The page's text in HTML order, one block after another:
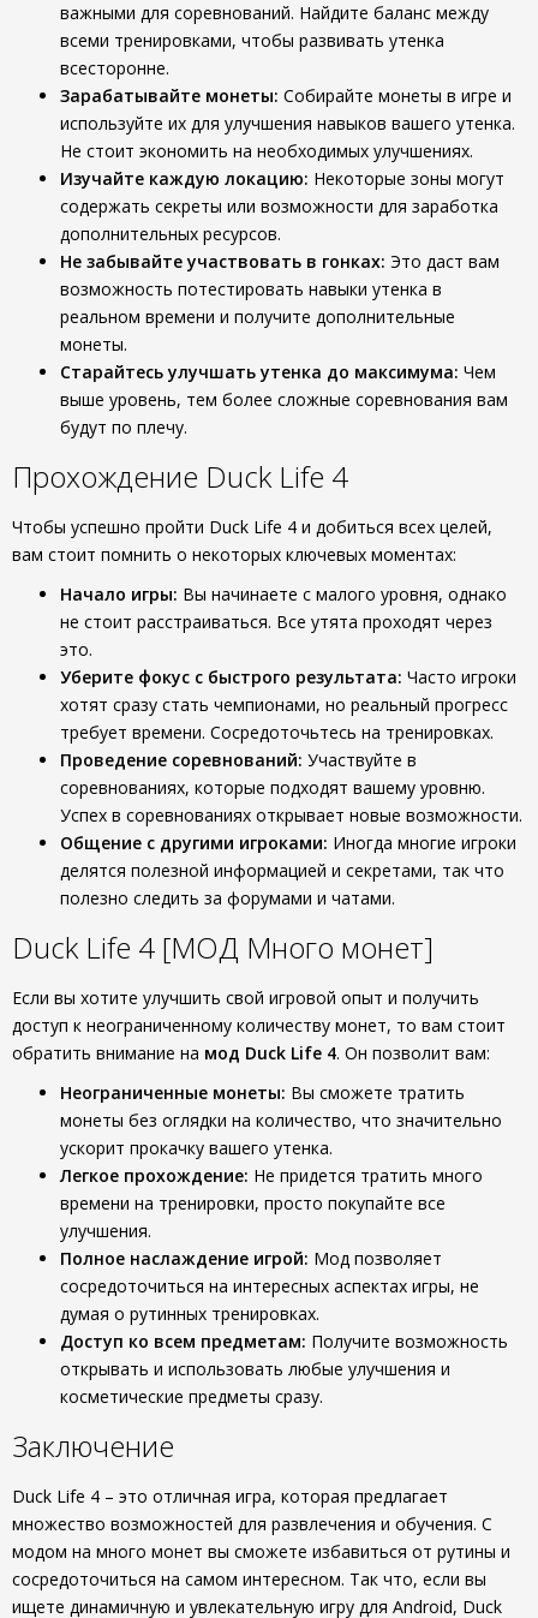
важными для соревнований. Найдите баланс между
всеми тренировками, чтобы развивать утенка
всесторонне.
Зарабатывайте монеты: Собирайте монеты в игре и
используйте их для улучшения навыков вашего утенка.
Не стоит экономить на необходимых улучшениях.
Изучайте каждую локацию: Некоторые зоны могут
содержать секреты или возможности для заработка
дополнительных ресурсов.
Не забывайте участвовать в гонках: Это даст вам
возможность потестировать навыки утенка в
реальном времени и получите дополнительные
монеты.
Старайтесь улучшать утенка до максимума: Чем
выше уровень, тем более сложные соревнования вам
будут по плечу.
Прохождение Duck Life 4
Чтобы успешно пройти Duck Life 4 и добиться всех целей,
вам стоит помнить о некоторых ключевых моментах:
Начало игры: Вы начинаете с малого уровня, однако
не стоит расстраиваться. Все утята проходят через
это.
Уберите фокус с быстрого результата: Часто игроки
хотят сразу стать чемпионами, но реальный прогресс
требует времени. Сосредоточьтесь на тренировках.
Проведение соревнований: Участвуйте в
соревнованиях, которые подходят вашему уровню.
Успех в соревнованиях открывает новые возможности.
Общение с другими игроками: Иногда многие игроки
делятся полезной информацией и секретами, так что
полезно следить за форумами и чатами.
Duck Life 4 [МОД Много монет]
Если вы хотите улучшить свой игровой опыт и получить
доступ к неограниченному количеству монет, то вам стоит
обратить внимание на мод Duck Life 4. Он позволит вам:
Неограниченные монеты: Вы сможете тратить
монеты без оглядки на количество, что значительно
ускорит прокачку вашего утенка.
Легкое прохождение: Не придется тратить много
времени на тренировки, просто покупайте все
улучшения.
Полное наслаждение игрой: Мод позволяет
сосредоточиться на интересных аспектах игры, не
думая о рутинных тренировках.
Доступ ко всем предметам: Получите возможность
открывать и использовать любые улучшения и
косметические предметы сразу.
Заключение
Duck Life 4 – это отличная игра, которая предлагает
множество возможностей для развлечения и обучения. С
модом на много монет вы сможете избавиться от рутины и
сосредоточиться на самом интересном. Так что, если вы
ищете динамичную и увлекательную игру для Android, Duck